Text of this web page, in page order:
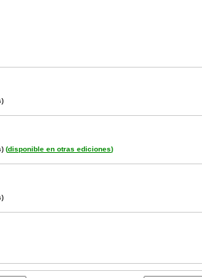
(disponible en otras ediciones)